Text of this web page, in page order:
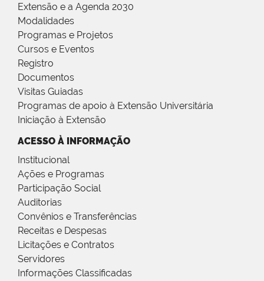
Extensão e a Agenda 2030
Modalidades
Programas e Projetos
Cursos e Eventos
Registro
Documentos
Visitas Guiadas
Programas de apoio à Extensão Universitária
Iniciação à Extensão
ACESSO À INFORMAÇÃO
Institucional
Ações e Programas
Participação Social
Auditorias
Convênios e Transferências
Receitas e Despesas
Licitações e Contratos
Servidores
Informações Classificadas